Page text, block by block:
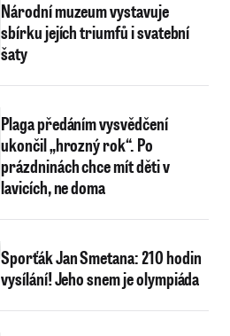
Národní muzeum vystavuje
sbírku jejích triumfů i svatební
šaty
Plaga předáním vysvědčení
ukončil „hrozný rok“. Po
prázdninách chce mít děti v
lavicích, ne doma
Sporťák Jan Smetana: 210 hodin
vysílání! Jeho snem je olympiáda